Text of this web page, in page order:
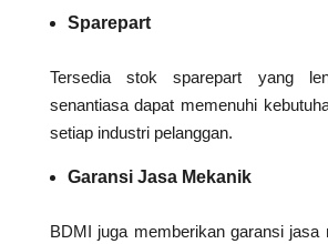
Sparepart
Tersedia stok sparepart yang
senantiasa dapat memenuhi
setiap industri pelanggan.
Garansi Jasa Mekanik
BDMI juga memberikan garansi jasa